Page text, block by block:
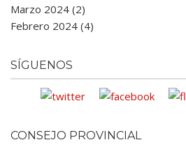
Marzo 2024 (2)
Febrero 2024 (4)
SÍGUENOS
CONSEJO PROVINCIAL